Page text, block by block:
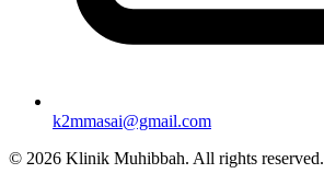
k2mmasai@gmail.com
© 2026 Klinik Muhibbah. All rights reserved.